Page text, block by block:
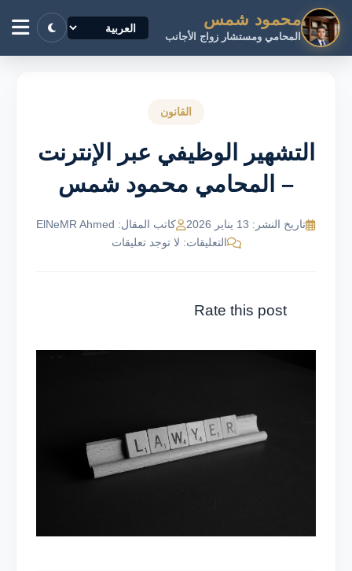
محمود شمس
المحامي ومستشار زواج الأجانب
القانون
التشهير الوظيفي عبر الإنترنت
– المحامي محمود شمس
تاريخ النشر: 13 يناير 2026
كاتب المقال: ElNeMR Ahmed
التعليقات: لا توجد تعليقات
Rate this post